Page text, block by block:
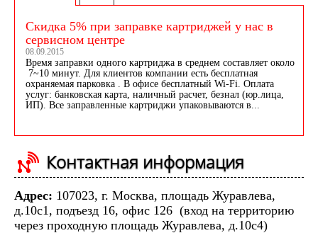
Скидка 5% при заправке картриджей у нас в
сервисном центре
08.09.2015
Время заправки одного картриджа в среднем составляет около
7~10 минут. Для клиентов компании есть бесплатная
охраняемая парковка . В офисе бесплатный Wi-Fi. Оплата
услуг: банковская карта, наличный расчет, безнал (юр.лица,
ИП). Все заправленные картриджи упаковываются в...
Контактная информация
Адрес: 107023, г. Москва, площадь Журавлева,
д.10с1, подъезд 16, офис 126 (вход на территорию
через проходную площадь Журавлева, д.10с4)